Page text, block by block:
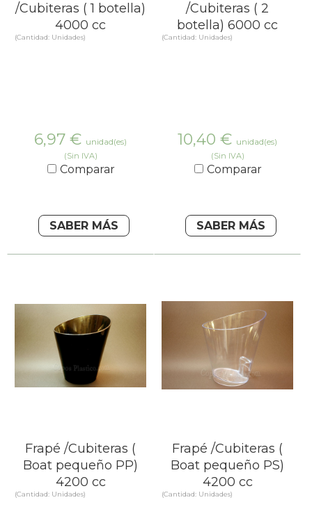
/Cubiteras ( 1 botella)
4000 cc
(Cantidad: Unidades)
6,97 € unidad(es)
(Sin IVA)
Comparar
SABER MÁS
/Cubiteras ( 2
botella) 6000 cc
(Cantidad: Unidades)
10,40 € unidad(es)
(Sin IVA)
Comparar
SABER MÁS
Frapé /Cubiteras (
Boat pequeño PP)
4200 cc
(Cantidad: Unidades)
Frapé /Cubiteras (
Boat pequeño PS)
4200 cc
(Cantidad: Unidades)